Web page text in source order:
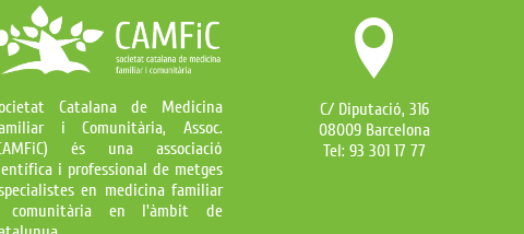
Catalana de Medicina
i Comunitària, Assoc.
és una associació
i professional de metges
en medicina familiar
en l'àmbit de
C/ Diputació, 316
08009 Barcelona
Tel: 93 301 17 77